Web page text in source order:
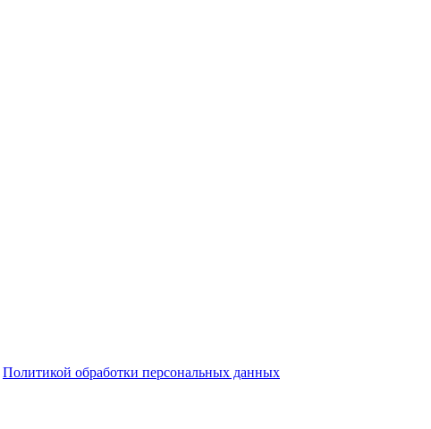
Политикой обработки персональных данных